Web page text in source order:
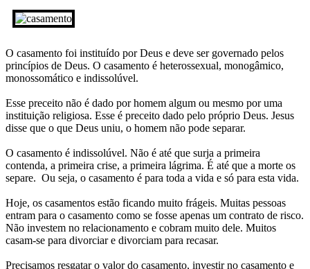
O casamento foi instituído por Deus e deve ser governado pelos
princípios de Deus. O casamento é heterossexual, monogâmico,
monossomático e indissolúvel.
Esse preceito não é dado por homem algum ou mesmo por uma
instituição religiosa. Esse é preceito dado pelo próprio Deus. Jesus
disse que o que Deus uniu, o homem não pode separar.
O casamento é indissolúvel. Não é até que surja a primeira
contenda, a primeira crise, a primeira lágrima. É até que a morte os
separe. Ou seja, o casamento é para toda a vida e só para esta vida.
Hoje, os casamentos estão ficando muito frágeis. Muitas pessoas
entram para o casamento como se fosse apenas um contrato de risco.
Não investem no relacionamento e cobram muito dele. Muitos
casam-se para divorciar e divorciam para recasar.
Precisamos resgatar o valor do casamento, investir no casamento e